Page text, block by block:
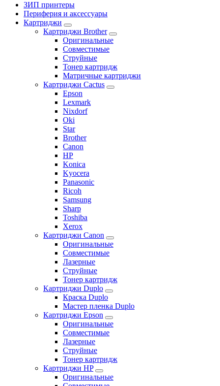
ЗИП принтеры
Периферия и аксессуары
Картриджи
Картриджи Brother
Оригинальные
Совместимые
Струйные
Тонер картридж
Матричные картриджи
Картриджи Cactus
Epson
Lexmark
Nixdorf
Oki
Star
Brother
Canon
HP
Konica
Kyocera
Panasonic
Ricoh
Samsung
Sharp
Toshiba
Xerox
Картриджи Canon
Оригинальные
Совместимые
Лазерные
Струйные
Тонер картридж
Картриджи Duplo
Краска Duplo
Мастер пленка Duplo
Картриджи Epson
Оригинальные
Совместимые
Лазерные
Струйные
Тонер картридж
Картриджи HP
Оригинальные